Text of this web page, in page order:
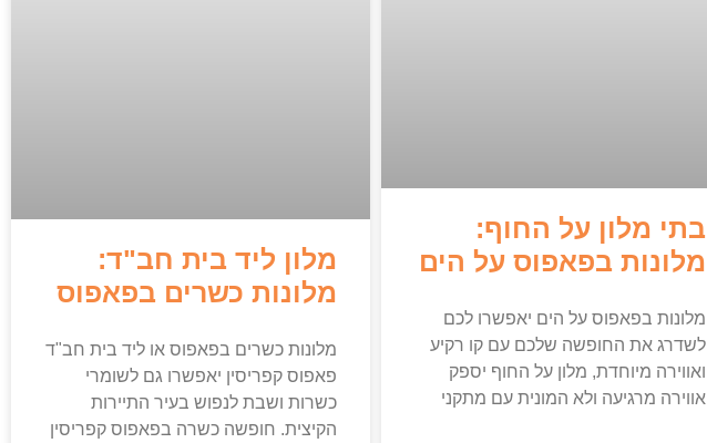
בתי מלון על החוף:
מלונות בפאפוס על הים
מלונות בפאפוס על הים יאפשרו לכם
לשדרג את החופשה שלכם עם קו רקיע
ואווירה מיוחדת, מלון על החוף יספק
אווירה מרגיעה ולא המונית עם מתקני
מלון ליד בית חב"ד:
מלונות כשרים בפאפוס
מלונות כשרים בפאפוס או ליד בית חב"ד
פאפוס קפריסין יאפשרו גם לשומרי
כשרות ושבת לנפוש בעיר התיירות
הקיצית. חופשה כשרה בפאפוס קפריסין